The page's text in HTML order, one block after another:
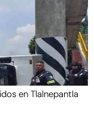
en Tlalnepantla